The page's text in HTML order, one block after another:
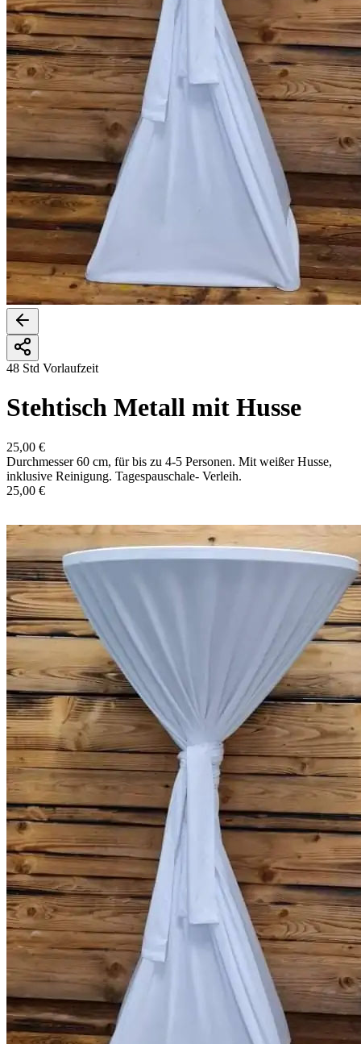
48 Std Vorlaufzeit
Stehtisch Metall mit Husse
25,00 €
Durchmesser 60 cm, für bis zu 4-5 Personen. Mit weißer Husse,
inklusive Reinigung. Tagespauschale- Verleih.
25,00 €